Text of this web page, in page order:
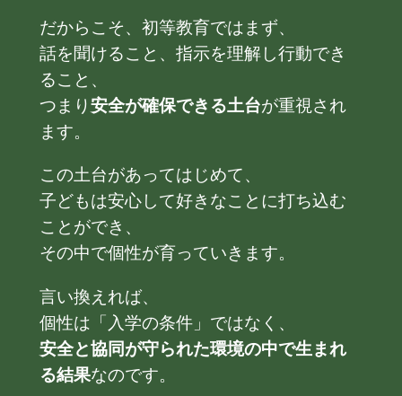
だからこそ、初等教育ではまず、
話を聞けること、指示を理解し行動でき
ること、
つまり安全が確保できる土台が重視され
ます。
この土台があってはじめて、
子どもは安心して好きなことに打ち込む
ことができ、
その中で個性が育っていきます。
言い換えれば、
個性は「入学の条件」ではなく、
安全と協同が守られた環境の中で生まれ
る結果なのです。